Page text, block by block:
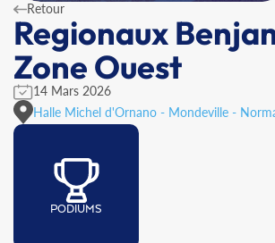
Retour
Regionaux
Zone Ouest
14 Mars 2026
Halle Michel d'Ornano - Mondeville -
PODIUMS